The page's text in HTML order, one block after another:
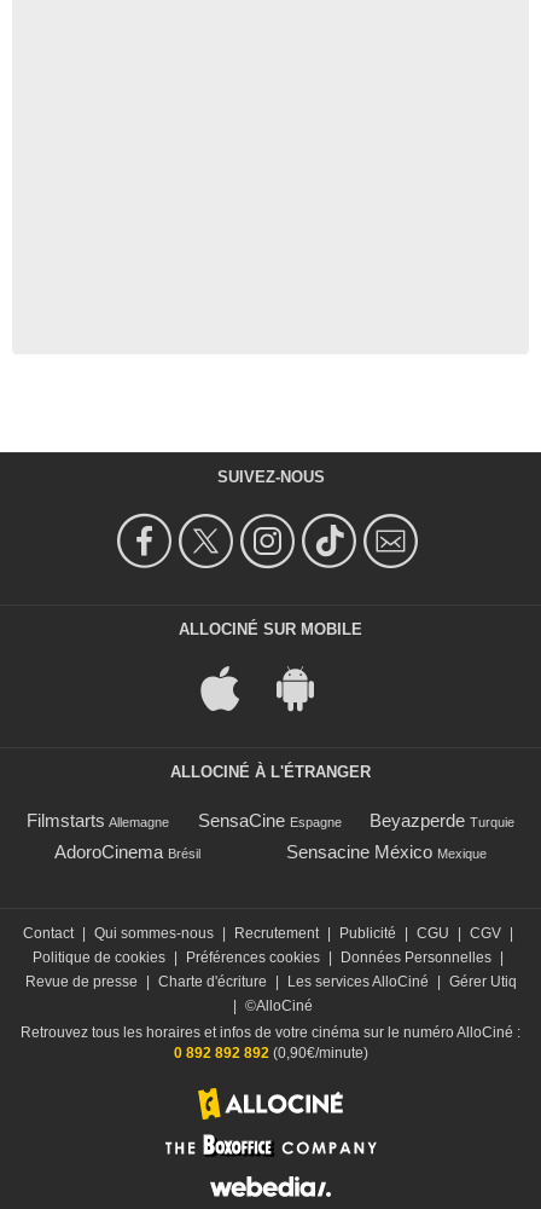
SUIVEZ-NOUS
ALLOCINÉ SUR MOBILE
ALLOCINÉ À L'ÉTRANGER
Filmstarts Allemagne SensaCine Espagne Beyazperde Turquie
AdoroCinema Brésil Sensacine México Mexique
Contact Qui sommes-nous Recrutement Publicité CGU CGV
Politique de cookies
Préférences cookies Données Personnelles
Revue de presse
Charte d'écriture Les services AlloCiné
Gérer Utiq
©AlloCiné
Retrouvez tous les horaires et infos de votre cinéma sur le numéro AlloCiné :
0 892 892 892(0,90€/minute)